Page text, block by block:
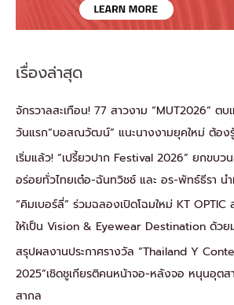
เรื่องล่าสุด
จักรวาลสะเทือน! 77 สาวงาม “MUT2026” ตบ
วันแรก“บอสณวัฒน์” แนะนางงามยุคใหม่ ต้อง
เริ่มแล้ว! “เปรี้ยวปาก Festival 2026” ยกขบ
อร่อยทั่วไทยเต๋อ-ฉันทวิชช์ และ อร-พัทธ์ธีรา น
“คิมเบอร์ลี่” ร่วมฉลองเปิดโฉมใหม่ KT
ให้เป็น Vision & Eyewear Destination ด้วย
สรุปผลงานประกาศรางวัล “Thailand Y
2025”เชิดชูเกียรติคนหน้าจอ-หลังจอ หนุนอุตส
สากล